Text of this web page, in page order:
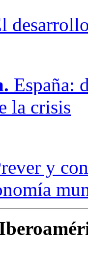
España:
la crisis
y